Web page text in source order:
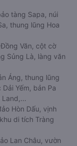
tàng Sapa, núi
thung lũng Hoa
Văn, cột cờ
Sủng Là, làng văn
Áng, thung lũng
Yếm, bản Pa
Hòn Dấu, vịnh
di tích Tràng
Lan Châu, vườn